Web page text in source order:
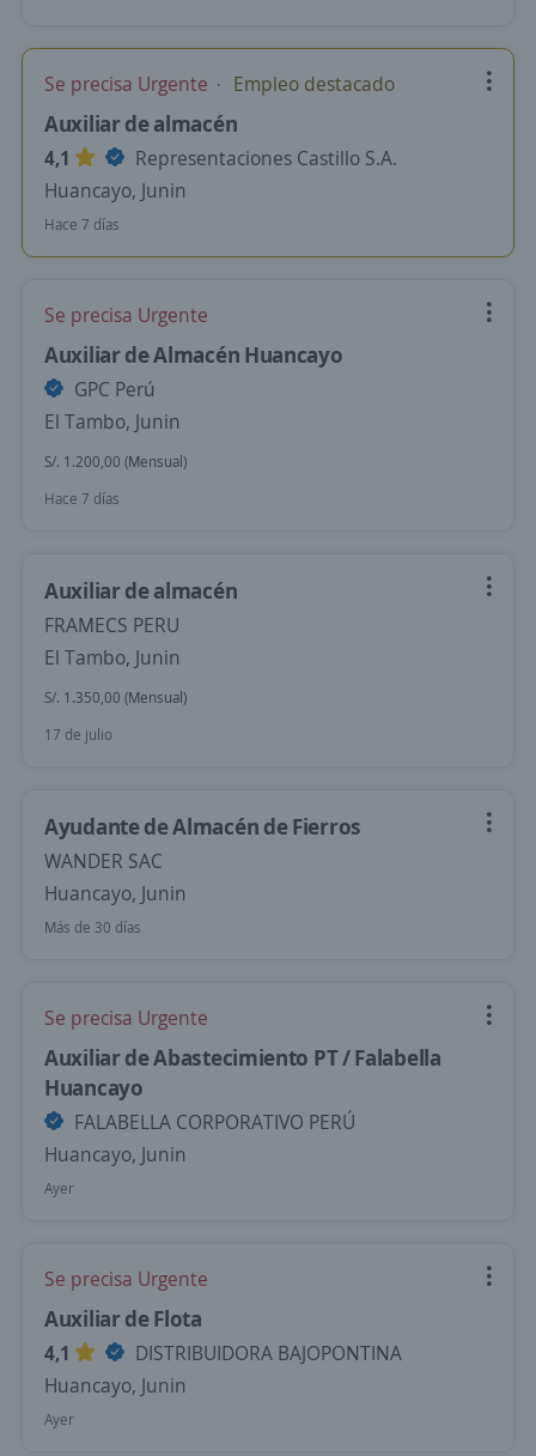
Se precisa Urgente Empleo destacado
Auxiliar de almacén
4,1
Representaciones Castillo S.A.
Huancayo, Junin
Hace 7 días
Se precisa Urgente
Auxiliar de Almacén Huancayo
GPC Perú
El Tambo, Junin
S/. 1.200,00 (Mensual)
Hace 7 días
Auxiliar de almacén
FRAMECS PERU
El Tambo, Junin
S/. 1.350,00 (Mensual)
17 de julio
Ayudante de Almacén de Fierros
WANDER SAC
Huancayo, Junin
Más de 30 días
Se precisa Urgente
Auxiliar de Abastecimiento PT / Falabella
Huancayo
FALABELLA CORPORATIVO PERÚ
Huancayo, Junin
Ayer
Se precisa Urgente
Auxiliar de Flota
4,1
DISTRIBUIDORA BAJOPONTINA
Huancayo, Junin
Ayer